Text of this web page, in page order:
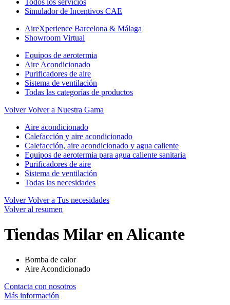
Todos los servicios
Simulador de Incentivos CAE
AireXperience Barcelona & Málaga
Showroom Virtual
Equipos de aerotermia
Aire Acondicionado
Purificadores de aire
Sistema de ventilación
Todas las categorías de productos
Volver Volver a Nuestra Gama
Aire acondicionado
Calefacción y aire acondicionado
Calefacción, aire acondicionado y agua caliente
Equipos de aerotermia para agua caliente sanitaria
Purificadores de aire
Sistema de ventilación
Todas las necesidades
Volver Volver a Tus necesidades
Volver al resumen
Tiendas Milar en Alicante
Bomba de calor
Aire Acondicionado
Contacta con nosotros
Más información